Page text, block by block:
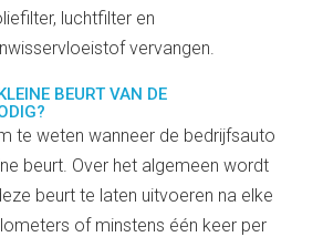
luchtfilter en
vervangen.
BEURT VAN DE
te weten wanneer de bedrijfsauto
beurt. Over het algemeen wordt
beurt te laten uitvoeren na elke
of minstens één keer per